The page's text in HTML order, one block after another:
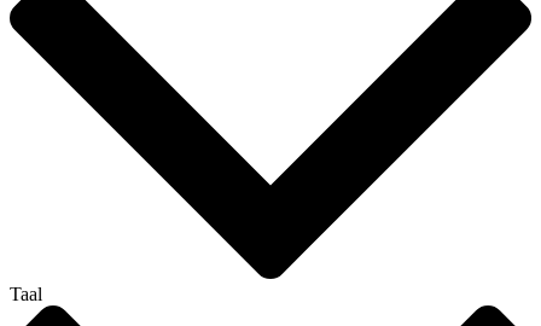
Taal